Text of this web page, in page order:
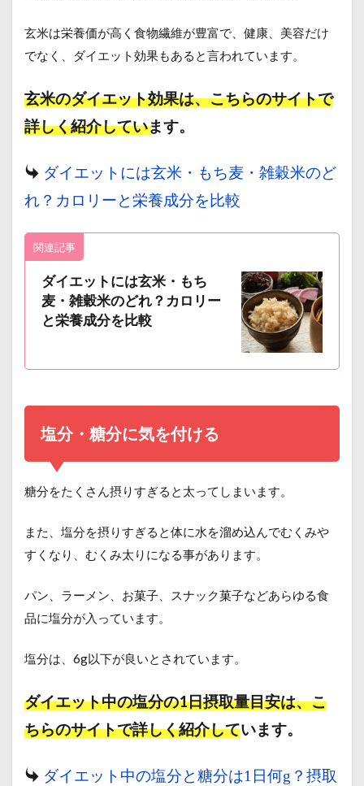
玄米は栄養価が高く食物繊維が豊富で、健康、美容だけ
でなく、ダイエット効果もあると言われています。
玄米のダイエット効果は、こちらのサイトで
詳しく紹介しています。
ダイエットには玄米・もち麦・雑穀米のど
れ？カロリーと栄養成分を比較
関連記事
ダイエットには玄米・もち
麦・雑穀米のどれ？カロリー
と栄養成分を比較
塩分・糖分に気を付ける
糖分をたくさん摂りすぎると太ってしまいます。
また、塩分を摂りすぎると体に水を溜め込んでむくみや
すくなり、むくみ太りになる事があります。
パン、ラーメン、お菓子、スナック菓子などあらゆる食
品に塩分が入っています。
塩分は、6g以下が良いとされています。
ダイエット中の塩分の1日摂取量目安は、こ
ちらのサイトで詳しく紹介しています。
ダイエット中の塩分と糖分は1日何g？摂取